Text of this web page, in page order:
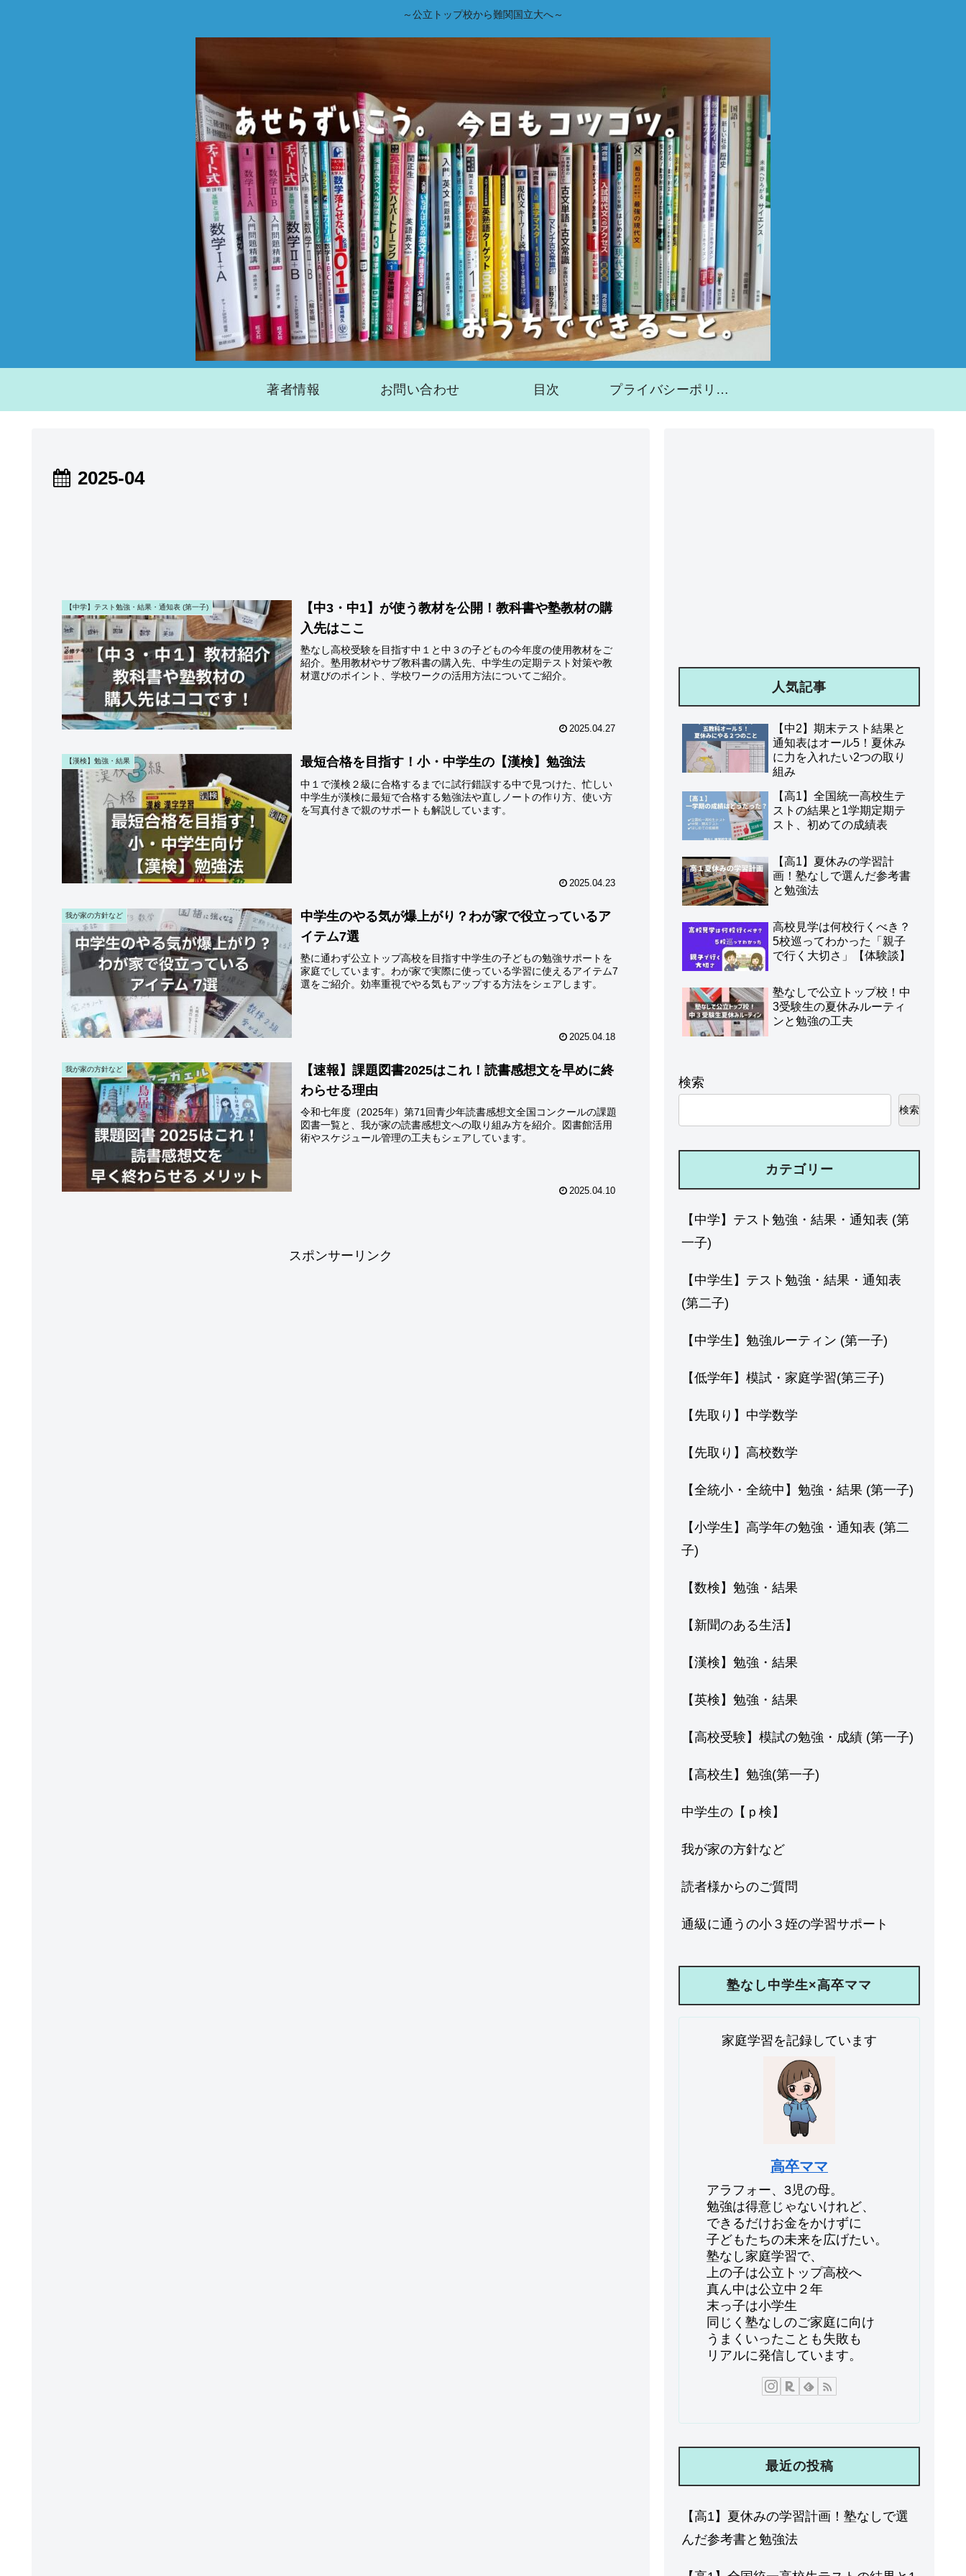
～公立トップ校から難関国立大へ～
著者情報 お問い合わせ 目次 プライバシーポリシー
2025-04
【中学】テスト勉強・結果・通知表 (第一子)
【中3・中1】が使う教材を公開！教科書や塾教材の購
入先はここ
塾なし高校受験を目指す中１と中３の子どもの今年度の使用教材をご
紹介。塾用教材やサブ教科書の購入先、中学生の定期テスト対策や教
材選びのポイント、学校ワークの活用方法についてご紹介。
2025.04.27
【漢検】勉強・結果 最短合格を目指す！小・中学生の【漢検】勉強法
中１で漢検２級に合格するまでに試行錯誤する中で見つけた、忙しい
中学生が漢検に最短で合格する勉強法や直しノートの作り方、使い方
を写真付きで親のサポートも解説しています。
2025.04.23
我が家の方針など
中学生のやる気が爆上がり？わが家で役立っているア
イテム7選
塾に通わず公立トップ高校を目指す中学生の子どもの勉強サポートを
家庭でしています。わが家で実際に使っている学習に使えるアイテム7
選をご紹介。効率重視でやる気もアップする方法をシェアします。
2025.04.18
我が家の方針など
【速報】課題図書2025はこれ！読書感想文を早めに終
わらせる理由
令和七年度（2025年）第71回青少年読書感想文全国コンクールの課題
図書一覧と、我が家の読書感想文への取り組み方を紹介。図書館活用
術やスケジュール管理の工夫もシェアしています。
2025.04.10
スポンサーリンク
人気記事
【中2】期末テスト結果と
通知表はオール5！夏休み
に力を入れたい2つの取り
組み
【高1】全国統一高校生テ
ストの結果と1学期定期テ
スト、初めての成績表
【高1】夏休みの学習計
画！塾なしで選んだ参考書
と勉強法
高校見学は何校行くべき？
5校巡ってわかった「親子
で行く大切さ」【体験談】
塾なしで公立トップ校！中
3受験生の夏休みルーティ
ンと勉強の工夫
検索
検索
カテゴリー
【中学】テスト勉強・結果・通知表 (第
一子)
【中学生】テスト勉強・結果・通知表
(第二子)
【中学生】勉強ルーティン (第一子)
【低学年】模試・家庭学習(第三子)
【先取り】中学数学
【先取り】高校数学
【全統小・全統中】勉強・結果 (第一子)
【小学生】高学年の勉強・通知表 (第二
子)
【数検】勉強・結果
【新聞のある生活】
【漢検】勉強・結果
【英検】勉強・結果
【高校受験】模試の勉強・成績 (第一子)
【高校生】勉強(第一子)
中学生の【ｐ検】
我が家の方針など
読者様からのご質問
通級に通うの小３姪の学習サポート
塾なし中学生×高卒ママ
家庭学習を記録しています
高卒ママ
アラフォー、3児の母。
勉強は得意じゃないけれど、
できるだけお金をかけずに
子どもたちの未来を広げたい。
塾なし家庭学習で、
上の子は公立トップ高校へ
真ん中は公立中２年
末っ子は小学生
同じく塾なしのご家庭に向け
うまくいったことも失敗も
リアルに発信しています。
最近の投稿
【高1】夏休みの学習計画！塾なしで選
んだ参考書と勉強法